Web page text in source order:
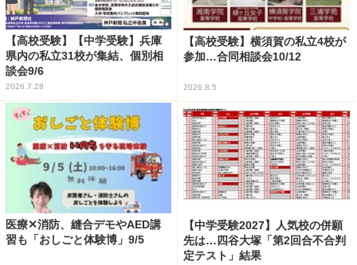
【高校受験】【中学受験】兵庫
県内の私立31校が集結、個別相
談会9/6
2026.7.28
【高校受験】横須賀の私立4校が
参加…合同相談会10/12
2026.8.5
医療✕消防、縫合デモやAED講
習も「おしごと体験博」9/5
【中学受験2027】人気校の併願
先は…四谷大塚「第2回合不合判
定テスト」結果